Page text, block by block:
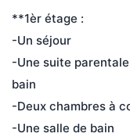
**1èr étage :
-Un séjour
-Une suite
bain
-Deux chambres à
-Une salle de bain